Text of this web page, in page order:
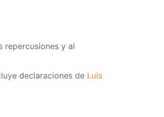
repercusiones y al
declaraciones de Luis